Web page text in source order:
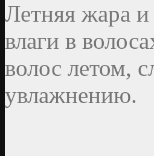
Летняя жара и
влаги в
волос летом,
увлажнению.